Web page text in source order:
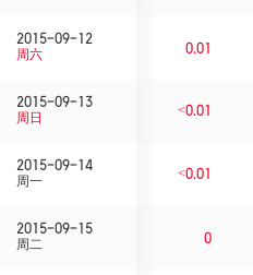
2015-09-12
周六
0.01
2015-09-13
周日
<0.01
2015-09-14
周一
<0.01
2015-09-15
周二
0